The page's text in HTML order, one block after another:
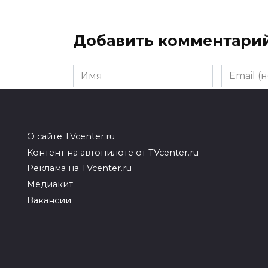
Добавить
Имя
Email
О сайте TVcenter.ru
Контент на автопилоте от TVcenter.ru
Реклама на TVcenter.ru
Медиакит
Вакансии